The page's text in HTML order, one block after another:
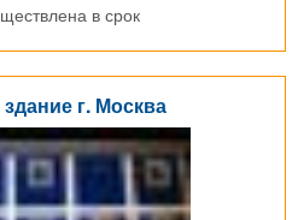
в срок
г. Москва